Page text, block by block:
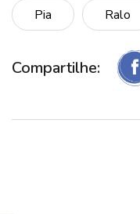
Pia Ralo
Compartilhe: